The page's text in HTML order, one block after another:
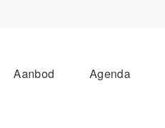
Aanbod Agenda